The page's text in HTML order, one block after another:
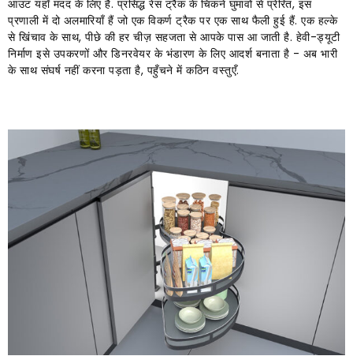
आउट यहाँ मदद के लिए है. प्रसिद्ध रेस ट्रैक के चिकने घुमावों से प्रेरित, इस
प्रणाली में दो अलमारियाँ हैं जो एक विकर्ण ट्रैक पर एक साथ फैली हुई हैं. एक हल्के
से खिंचाव के साथ, पीछे की हर चीज़ सहजता से आपके पास आ जाती है. हेवी-ड्यूटी
निर्माण इसे उपकरणों और डिनरवेयर के भंडारण के लिए आदर्श बनाता है - अब भारी
के साथ संघर्ष नहीं करना पड़ता है, पहुँचने में कठिन वस्तुएँ.